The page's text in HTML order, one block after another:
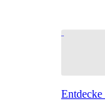
Entdecke